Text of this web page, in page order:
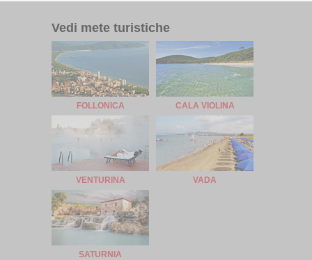
Vedi mete turistiche
FOLLONICA CALA VIOLINA
VENTURINA VADA
SATURNIA